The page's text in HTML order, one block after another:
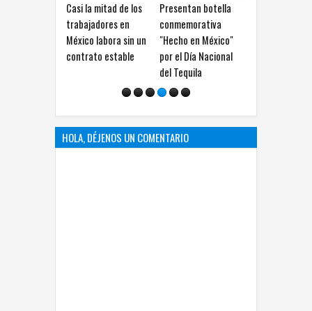
Casi la mitad de los
trabajadores en
México labora sin un
contrato estable
Presentan botella
conmemorativa
"Hecho en México"
por el Día Nacional
del Tequila
HOLA, DÉJENOS UN COMENTARIO